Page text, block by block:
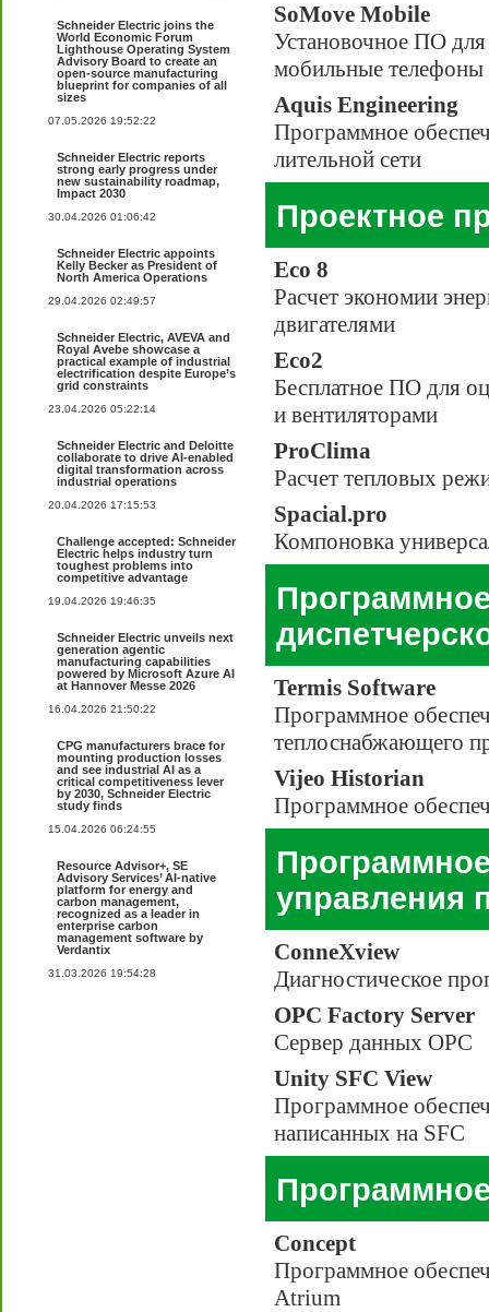
Schneider Electric joins the
World Economic Forum
Lighthouse Operating System
Advisory Board to create an
open-source manufacturing
blueprint for companies of all
sizes
07.05.2026 19:52:22
Schneider Electric reports
strong early progress under
new sustainability roadmap,
Impact 2030
30.04.2026 01:06:42
Schneider Electric appoints
Kelly Becker as President of
North America Operations
29.04.2026 02:49:57
Schneider Electric, AVEVA and
Royal Avebe showcase a
practical example of industrial
electrification despite Europe’s
grid constraints
23.04.2026 05:22:14
Schneider Electric and Deloitte
collaborate to drive AI-enabled
digital transformation across
industrial operations
20.04.2026 17:15:53
Challenge accepted: Schneider
Electric helps industry turn
toughest problems into
competitive advantage
19.04.2026 19:46:35
Schneider Electric unveils next
generation agentic
manufacturing capabilities
powered by Microsoft Azure AI
at Hannover Messe 2026
16.04.2026 21:50:22
CPG manufacturers brace for
mounting production losses
and see industrial AI as a
critical competitiveness lever
by 2030, Schneider Electric
study finds
15.04.2026 06:24:55
Resource Advisor+, SE
Advisory Services’ AI-native
platform for energy and
carbon management,
recognized as a leader in
enterprise carbon
management software by
Verdantix
31.03.2026 19:54:28
SoMove Mobile
Установочное ПО для
мобильные телефоны
Aquis Engineering
Программное
лительной сети
Проектное
Eco 8
Расчет экономии
двигателями
Eco2
Бесплатное ПО для
и вентиляторами
ProClima
Расчет тепловых
Spacial.pro
Компоновка
Termis Software
Программное
теплоснабжающего
Vijeo Historian
Программное
управления
ConneXview
Диагностическое
OPC Factory Server
Сервер данных OPC
Unity SFC View
Программное
написанных на SFC
Concept
Программное
Atrium